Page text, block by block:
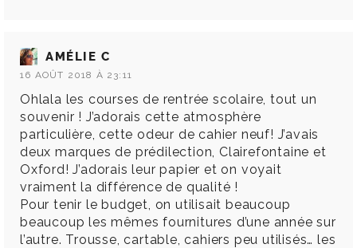
AMÉLIE C
16 AOÛT 2018 À 23:11
Ohlala les courses de rentrée scolaire, tout un
souvenir ! J’adorais cette atmosphère
particulière, cette odeur de cahier neuf! J’avais
deux marques de prédilection, Clairefontaine et
Oxford! J’adorais leur papier et on voyait
vraiment la différence de qualité !
Pour tenir le budget, on utilisait beaucoup
beaucoup les mêmes fournitures d’une année sur
l’autre. Trousse, cartable, cahiers peu utilisés… les